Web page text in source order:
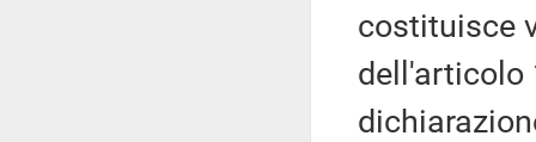
costituisce
dell'articolo